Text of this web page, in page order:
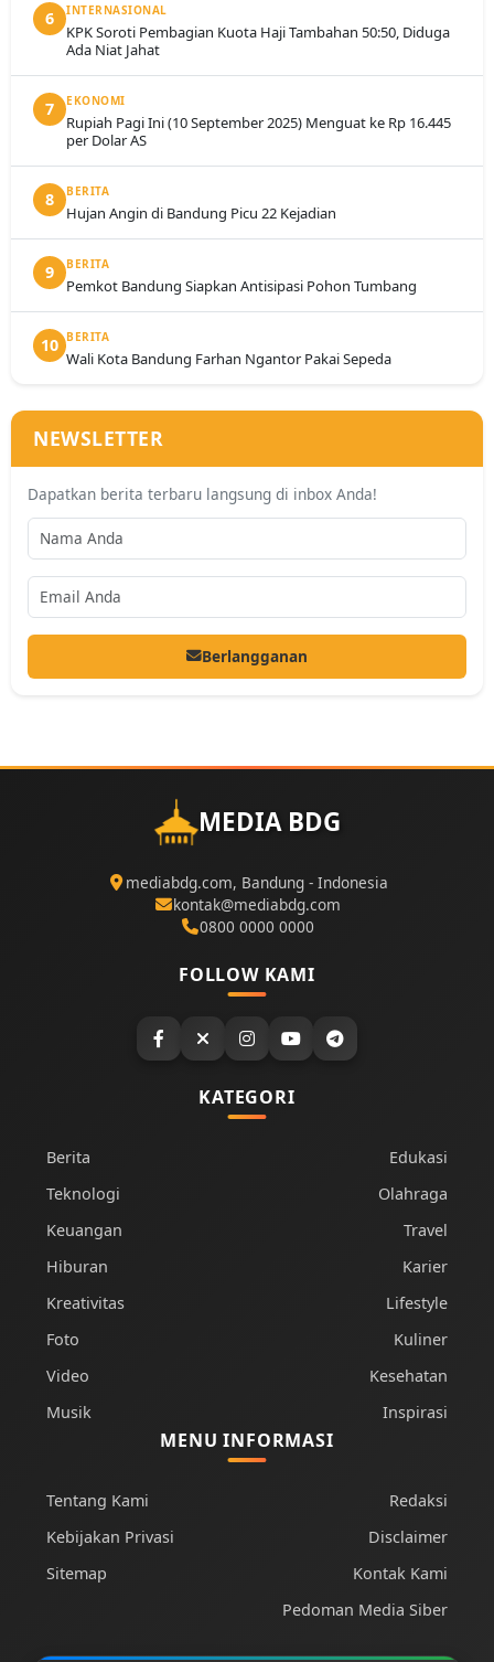
6 INTERNASIONAL
KPK Soroti Pembagian Kuota Haji Tambahan 50:50, Diduga
Ada Niat Jahat
7 EKONOMI
Rupiah Pagi Ini (10 September 2025) Menguat ke Rp 16.445
per Dolar AS
8 BERITA
Hujan Angin di Bandung Picu 22 Kejadian
9 BERITA
Pemkot Bandung Siapkan Antisipasi Pohon Tumbang
10 BERITA
Wali Kota Bandung Farhan Ngantor Pakai Sepeda
NEWSLETTER
Dapatkan berita terbaru langsung di inbox Anda!
Berlangganan
MEDIA BDG
mediabdg.com, Bandung - Indonesia
kontak@mediabdg.com
0800 0000 0000
FOLLOW KAMI
KATEGORI
Berita
Teknologi
Keuangan
Hiburan
Kreativitas
Foto
Video
Musik
Edukasi
Olahraga
Travel
Karier
Lifestyle
Kuliner
Kesehatan
Inspirasi
MENU INFORMASI
Tentang Kami
Kebijakan Privasi
Sitemap
Redaksi
Disclaimer
Kontak Kami
Pedoman Media Siber